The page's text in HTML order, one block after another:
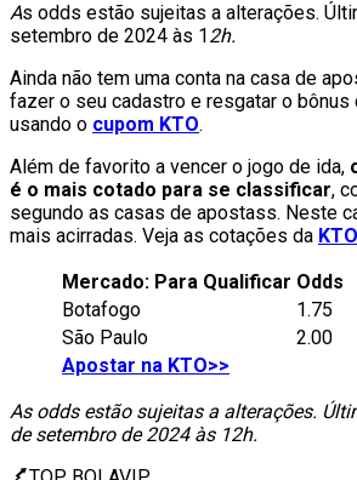
As odds estão sujeitas a alterações.
setembro de 2024 às 1 2h.
Ainda não tem uma conta na casa de
fazer o seu cadastro e resgatar o bônus
usando o cupom KTO.
Além de favorito a vencer o jogo de ida,
é o mais cotado para se classificar,
segundo as casas de apostass. Neste
mais acirradas. Veja as cotações da KTO
Mercado: Para Qualificar Odds
Botafogo
1.75
São Paulo
2.00
Apostar na KTO>>
As odds estão sujeitas a alterações.
de setembro de 2024 às 12h.